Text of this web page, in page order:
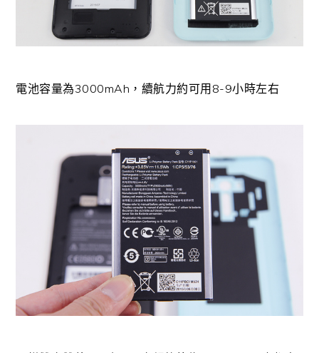
電池容量為3000mAh，續航力約可用8-9小時左右